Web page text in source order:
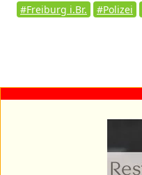
#Freiburg i.Br. #Polizei